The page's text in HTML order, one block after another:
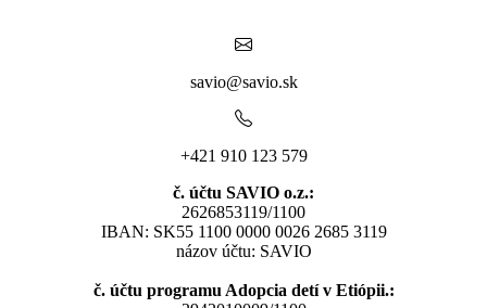
savio@savio.sk
+421 910 123 579
č. účtu SAVIO o.z.:
2626853119/1100
IBAN: SK55 1100 0000 0026 2685 3119
názov účtu: SAVIO
č. účtu programu Adopcia detí v Etiópii.: